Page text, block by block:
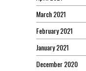
March 2021
February 2021
January 2021
December 2020